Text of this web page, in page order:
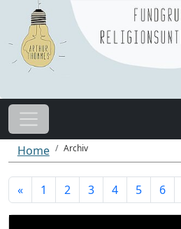
Home Archiv
« 1 2 3 4 5 6